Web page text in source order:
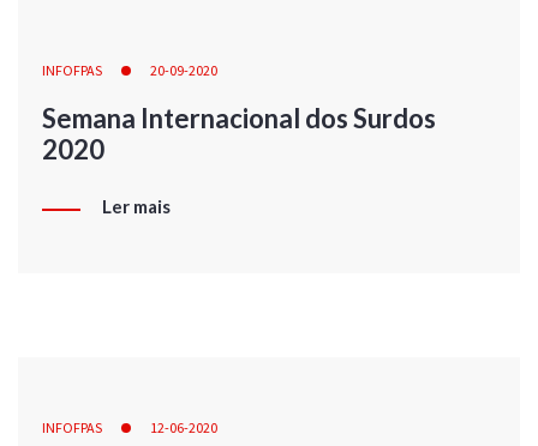
INFOFPAS 20-09-2020
Semana Internacional dos Surdos
2020
Ler mais
INFOFPAS 12-06-2020